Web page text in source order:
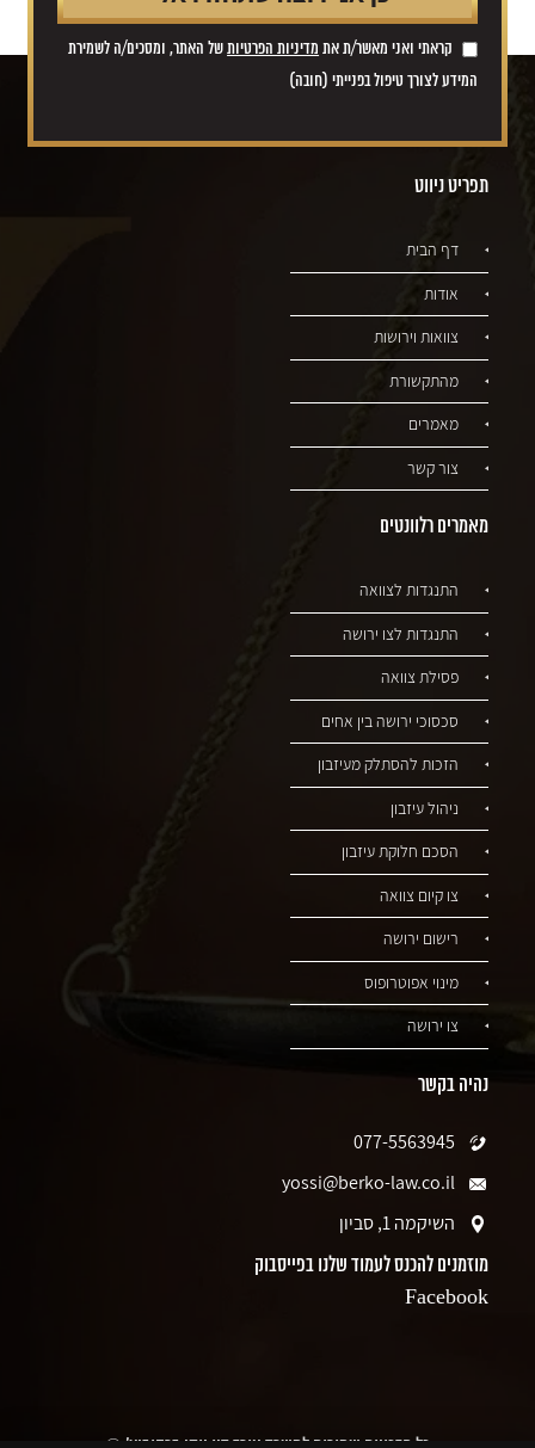
קראתי ואני מאשר/ת את מדיניות הפרטיותשל האתר, ומסכים/ה לשמירת
המידע לצורך טיפול בפנייתי (חובה)
תפריט ניווט
דף הבית
אודות
צוואות וירושות
מהתקשורת
מאמרים
צור קשר
מאמרים רלוונטים
התנגדות לצוואה
התנגדות לצו ירושה
פסילת צוואה
סכסוכי ירושה בין אחים
הזכות להסתלק מעיזבון
ניהול עיזבון
הסכם חלוקת עיזבון
צו קיום צוואה
רישום ירושה
מינוי אפוטרופוס
צו ירושה
נהיה בקשר
077-5563945
yossi@berko-law.co.il
השיקמה 1, סביון
מוזמנים להכנס לעמוד שלנו בפייסבוק
Facebook